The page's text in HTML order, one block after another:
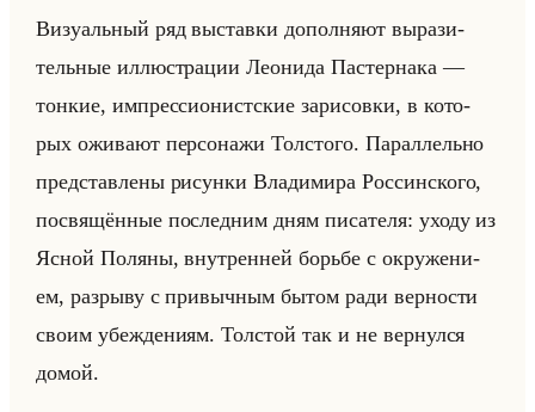
Ви­зу­альный ряд вы­став­ки до­пол­ня­ют вы­ра­зи­
тельные ил­лю­стра­ции Лео­ни­да Па­стер­на­ка —
тон­кие, им­прес­си­онист­ские за­ри­сов­ки, в ко­то­
рых ожи­ва­ют пер­со­на­жи Тол­сто­го. Па­рал­лельно
пред­став­ле­ны ри­сун­ки Вла­ди­ми­ра Рос­син­ско­го,
по­свя­щён­ные по­след­ним дням пи­са­те­ля: уходу из
Ясной По­ля­ны, внут­рен­ней борьбе с окру­же­ни­
ем, раз­ры­ву с при­выч­ным бытом ради вер­но­сти
своим убеж­де­ни­ям. Тол­стой так и не вер­нул­ся
домой.